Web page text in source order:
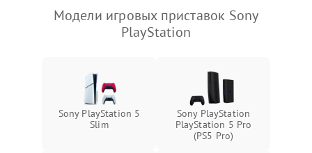
Модели игровых приставок Sony
PlayStation
Sony PlayStation 5
Slim
Sony PlayStation
PlayStation 5 Pro
(PS5 Pro)